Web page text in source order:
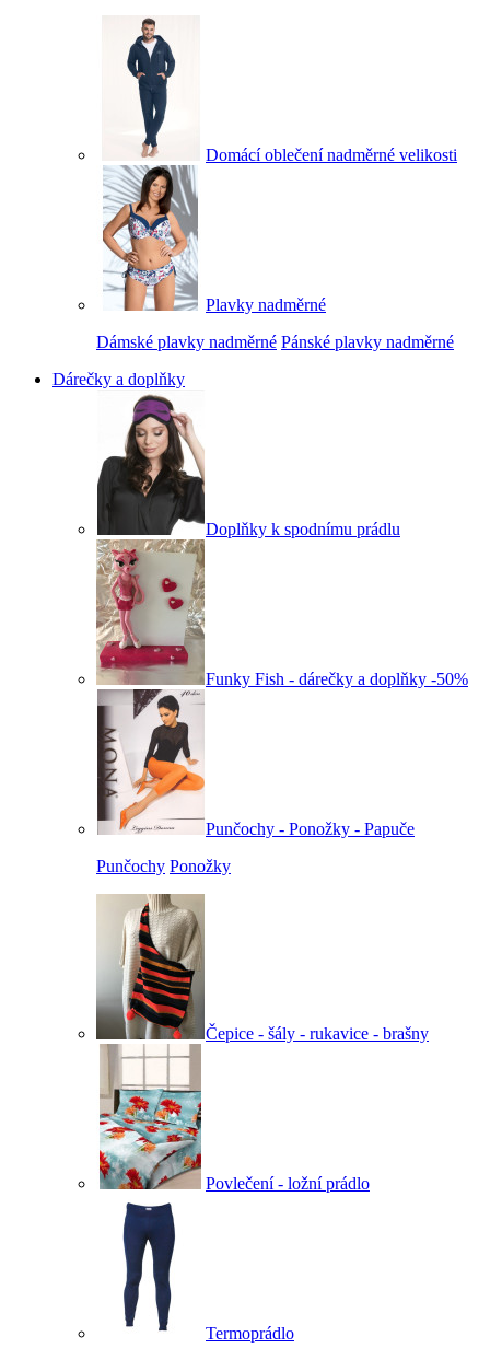
Domácí oblečení nadměrné velikosti
Plavky nadměrné
Dámské plavky nadměrné Pánské plavky nadměrné
Dárečky a doplňky
Doplňky k spodnímu prádlu
Funky Fish - dárečky a doplňky -50%
Punčochy - Ponožky - Papuče
Punčochy Ponožky
Čepice - šály - rukavice - brašny
Povlečení - ložní prádlo
Termoprádlo